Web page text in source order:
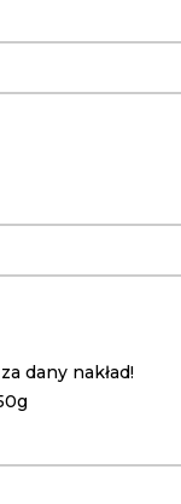
dany nakład!